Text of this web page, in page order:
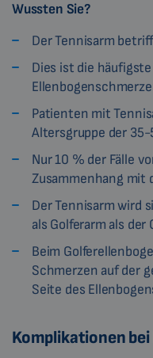
Wussten Sie?
Der Tennisarm
Dies ist die
Patienten mit
Altersgruppe der 35-
Nur 10 % der Fälle
Zusammenhang mit
Der Tennisarm wird
als Golferarm als der
Beim
Schmerzen auf der
Seite des
Komplikationen